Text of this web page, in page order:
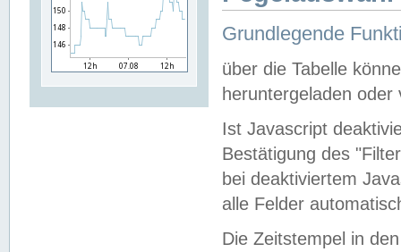
Grundlegende
über die Tabelle
heruntergeladen oder
Ist Javascript
Bestätigung des
bei deaktiviertem
alle Felder
Die Zeitstempel in